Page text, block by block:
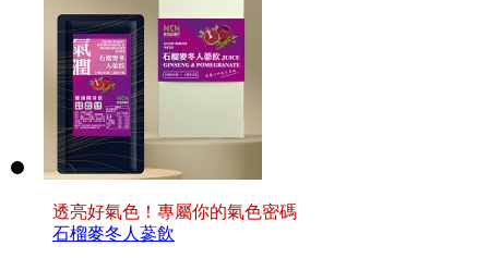
透亮好氣色！專屬你的氣色密碼
石榴麥冬人蔘飲